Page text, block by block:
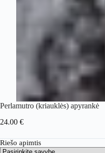
Perlamutro (kriauklės) apyrankė
24.00 €
Riešo apimtis